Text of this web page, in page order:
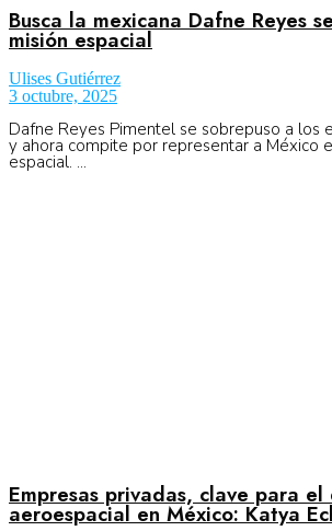
Organismos
Aeroespacial
Innovación
No Result
Busca la mexicana Dafne Reyes
misión espacial
Ulises Gutiérrez
3 octubre, 2025
Dafne Reyes Pimentel se sobrepuso a los
y ahora compite por representar a México
espacial. ...
Empresas privadas, clave para
aeroespacial en México: Katya